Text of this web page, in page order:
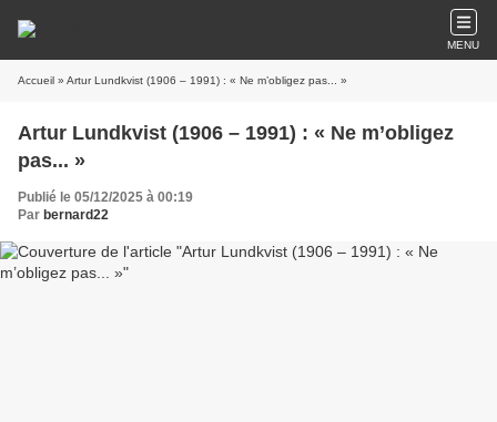
MENU
Accueil » Artur Lundkvist (1906 – 1991) : « Ne m’obligez pas... »
Artur Lundkvist (1906 – 1991) : « Ne m’obligez
pas... »
Publié le 05/12/2025 à 00:19
Par bernard22